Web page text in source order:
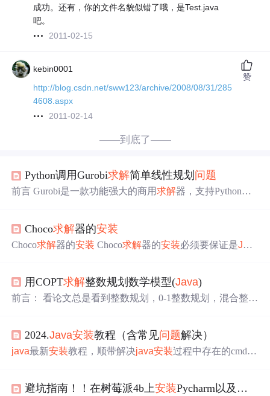
成功。还有，你的文件名貌似错了哦，是Test.java
吧。
2011-02-15
kebin0001
http://blog.csdn.net/sww123/archive/2008/08/31/285
4608.aspx
2011-02-14
赞
——到底了——
Python调用Gurobi求解简单线性规划 问题
前言 Gurobi是一款功能强大的商用求解器，支持Python、
obi与Cplex存在兼容，Gurobi生成的mps或者lp文件可以在C
Plex中运行。另外，在校学生和教师可以免费使用Gurobi的
网下载并安装软件：gurobi官网，下载软件后学生可通过学
生认证获取
Choco求解器的安装
Choco求解器的安装 Choco求解器的安装必须要保证是JAV
台做约束满足问题的二次开发。安装步骤： 1.在Choco的
官方网站：http://www.choco-solver.org/ 上下载choco-4.0.4.
用COPT求解整数规划数学模型(Java)
前言： 看论文总是看到整数规划，0-1整数规划，混合整数
自主研发的针对大规模优化问题的高效数学规划
件,也是支撑杉数端到端供应链平台的核心组件,是目前中国
企业应对高性能
求解的需求提供了更多选择[1]。 如何获取
2024.Java安装教程（含常见问题解决）
java最新安装教程，顺带解决java安装过程中存在的cmd不
避坑指南！！在树莓派4b上安装Pycharm以及无法使用终端的